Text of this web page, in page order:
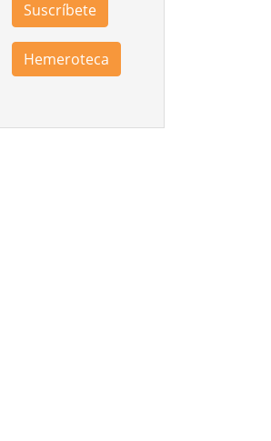
Suscríbete
Hemeroteca